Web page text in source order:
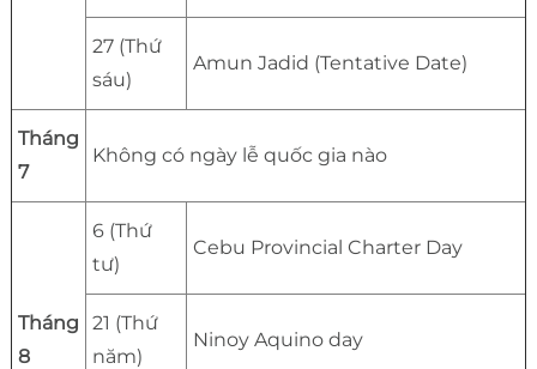
27 (Thứ
sáu)
Amun Jadid (Tentative Date)
Tháng
7
Không có ngày lễ quốc gia nào
Tháng
8
6 (Thứ
tư)
Cebu Provincial Charter Day
21 (Thứ
năm)
Ninoy Aquino day